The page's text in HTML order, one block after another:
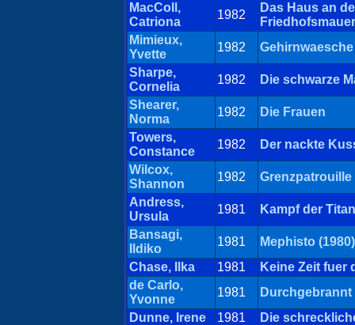
MacColl,
Catriona
1982
Das Haus an
Mimieux,
Yvette
1982
Gehirnwaesche
Sharpe,
Cornelia
1982
Die schwarze
Shearer,
Norma
1982
Die Frauen
Towers,
Constance
1982
Der nackte
Wilcox,
Shannon
1982
Grenzpatrouille
Andress,
Ursula
1981
Kampf der
Bansagi,
Ildiko
1981
Mephisto (1980)
Chase, Ilka
1981
Keine Zeit fuer
de Carlo,
Yvonne
1981
Durchgebrannt
Dunne, Irene
1981
Die